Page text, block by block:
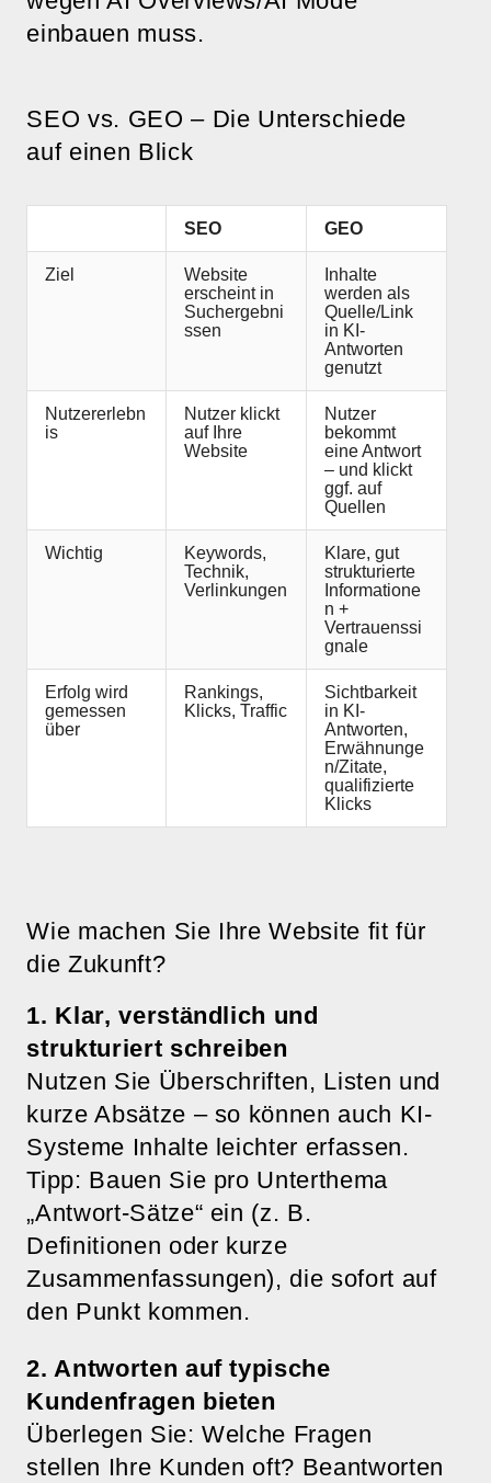
einbauen muss.
SEO vs. GEO – Die Unterschiede
auf einen Blick
SEO GEO
Ziel
Website
erscheint in
Suchergebni
ssen
Inhalte
werden als
Quelle/Link
in KI-
Antworten
genutzt
Nutzererlebn
is
Nutzer klickt
auf Ihre
Website
Nutzer
bekommt
eine Antwort
– und klickt
ggf. auf
Quellen
Wichtig
Keywords,
Technik,
Verlinkungen
Klare, gut
strukturierte
Informatione
n +
Vertrauenssi
gnale
Erfolg wird
gemessen
über
Rankings,
Klicks, Traffic
Sichtbarkeit
in KI-
Antworten,
Erwähnunge
n/Zitate,
qualifizierte
Klicks
Wie machen Sie Ihre Website fit für
die Zukunft?
1. Klar, verständlich und
strukturiert schreiben
Nutzen Sie Überschriften, Listen und
kurze Absätze – so können auch KI-
Systeme Inhalte leichter erfassen.
Tipp: Bauen Sie pro Unterthema
„Antwort-Sätze“ ein (z. B.
Definitionen oder kurze
Zusammenfassungen), die sofort auf
den Punkt kommen.
2. Antworten auf typische
Kundenfragen bieten
Überlegen Sie: Welche Fragen
stellen Ihre Kunden oft? Beantworten